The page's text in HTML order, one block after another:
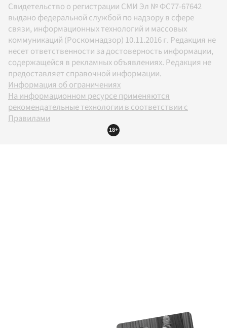
Свидетельство о регистрации СМИ Эл № ФС77-67642
выдано федеральной службой по надзору в сфере
связи, информационных технологий и массовых
коммуникаций (Роскомнадзор) 10.11.2016 г. Редакция не
несет ответственности за достоверность информации,
содержащейся в рекламных объявлениях. Редакция не
предоставляет справочной информации.
Информация об ограничениях
На информационном ресурсе применяются
рекомендательные технологии в соответствии с
Правилами
18+